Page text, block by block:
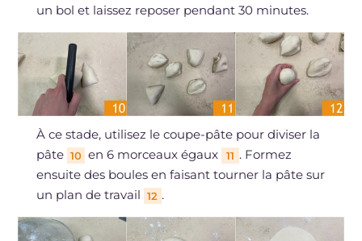
un bol et laissez reposer pendant 30 minutes.
À ce stade, utilisez le coupe-pâte pour diviser la
pâte 10 en 6 morceaux égaux 11 . Formez
ensuite des boules en faisant tourner la pâte sur
un plan de travail 12 .